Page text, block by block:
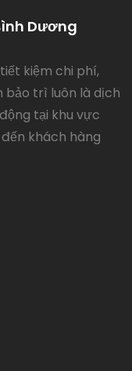
Dương
kiệm chi phí,
bảo trì luôn là dịch
tại khu vực
khách hàng